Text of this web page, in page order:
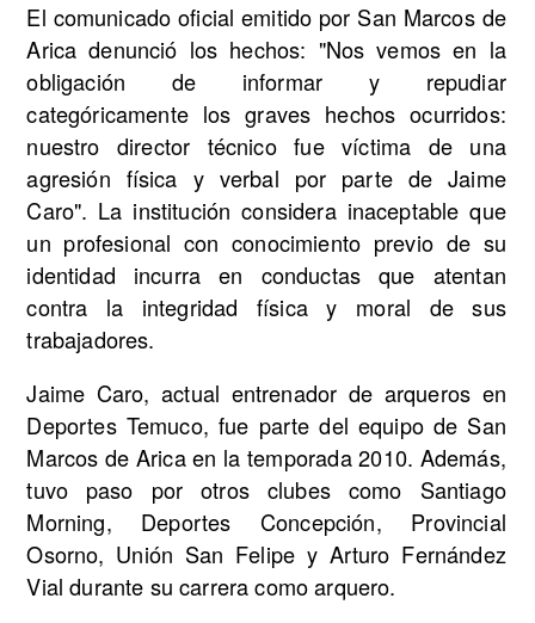
El comunicado oficial emitido por San Marcos de
Arica denunció los hechos: "Nos vemos en la
obligación de informar y repudiar
categóricamente los graves hechos ocurridos:
nuestro director técnico fue víctima de una
agresión física y verbal por parte de Jaime
Caro". La institución considera inaceptable que
un profesional con conocimiento previo de su
identidad incurra en conductas que atentan
contra la integridad física y moral de sus
trabajadores.
Jaime Caro, actual entrenador de arqueros en
Deportes Temuco, fue parte del equipo de San
Marcos de Arica en la temporada 2010. Además,
tuvo paso por otros clubes como Santiago
Morning, Deportes Concepción, Provincial
Osorno, Unión San Felipe y Arturo Fernández
Vial durante su carrera como arquero.